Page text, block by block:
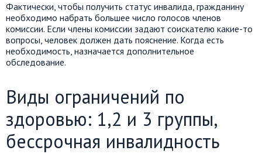
Фактически, чтобы получить статус инвалида, гражданину
необходимо набрать большее число голосов членов
комиссии. Если члены комиссии задают соискателю какие-то
вопросы, человек должен дать пояснение. Когда есть
необходимость, назначается дополнительное
обследование.
Виды ограничений по
здоровью: 1,2 и 3 группы,
бессрочная инвалидность